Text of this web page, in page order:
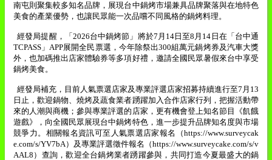
南屯則聚集較多知名品牌，展現台中鍋烤市場兼具品牌聚落與在地特色
美食的產業優勢，也讓民眾能一次品嚐不同風格的鍋烤料理。
經發局提醒，「 2026台中鍋烤節」將於7 月 14日至8 月 14 日在「台中通
TCPASS 」 APP 展開全民票選，今年除祭出300組萬元鍋烤券及汽車大獎
外，也加碼推出店家體驗券等多項好禮，邀請全國民眾暑假來台中享受
鍋烤美食。
經發局補充，目前人氣票選店家及專業評選店家招募持續進行至7 月 13
日止，歡迎鍋物、燒烤及蔬食業者踴躍加入合作店家行列，把握活動帶
來的人潮與商機；參與專業評選的店家，更有機會登上知名節目《飢餓
遊戲》，向全國民眾展現台中鍋烤特色，進一步提升品牌知名度與市場
競爭力。相關報名資訊可至人氣票選店家報名（https://www.surveycak
e.com/s/YV7bA ）及專業評選徵件報名（https://www.surveycake.com/s/v
AAL8 ）查詢，歡迎全台鍋烤業者踴躍參與，共同打造今夏最盛大的鍋